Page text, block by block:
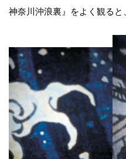
神奈川沖浪裏』をよく観ると